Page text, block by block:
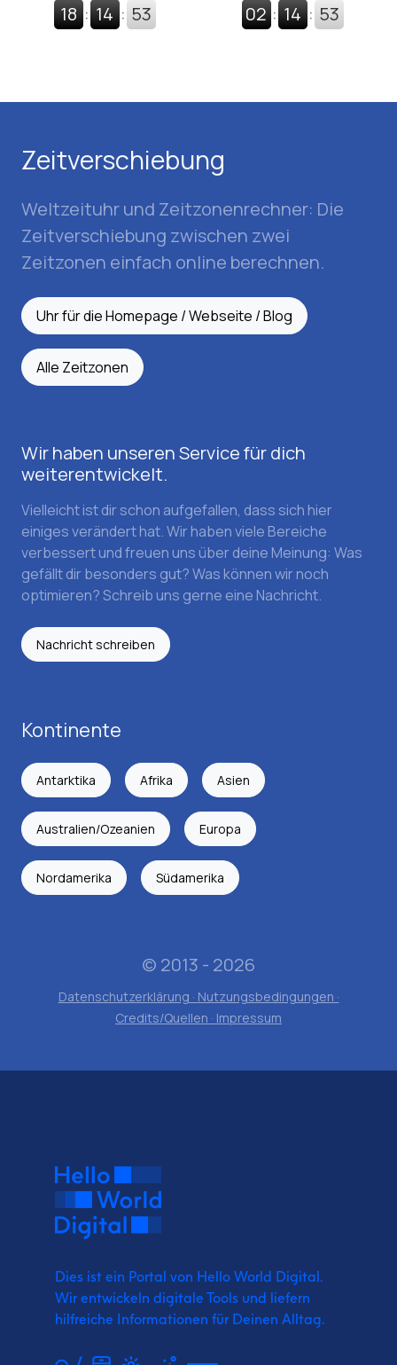
18 : 14 : 53 02 : 14 : 53
Zeitverschiebung
Weltzeituhr und Zeitzonenrechner: Die
Zeitverschiebung zwischen zwei
Zeitzonen einfach online berechnen.
Uhr für die Homepage / Webseite / Blog
Alle Zeitzonen
Wir haben unseren Service für dich
weiterentwickelt.
Vielleicht ist dir schon aufgefallen, dass sich hier
einiges verändert hat. Wir haben viele Bereiche
verbessert und freuen uns über deine Meinung: Was
gefällt dir besonders gut? Was können wir noch
optimieren? Schreib uns gerne eine Nachricht.
Nachricht schreiben
Kontinente
Antarktika Afrika Asien
Australien/Ozeanien Europa
Nordamerika Südamerika
© 2013 - 2026
Datenschutzerklärung · Nutzungsbedingungen ·
Credits/Quellen · Impressum
Dies ist ein Portal von Hello World Digital.
Wir entwickeln digitale Tools und liefern
hilfreiche Informationen für Deinen Alltag.